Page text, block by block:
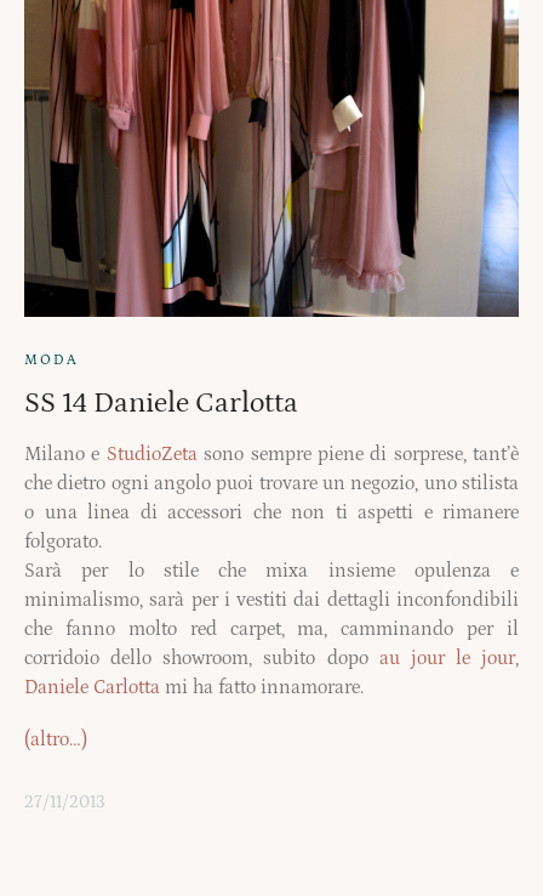
MODA
SS 14 Daniele Carlotta
Milano e StudioZetasono sempre piene di sorprese, tant’è
che dietro ogni angolo puoi trovare un negozio, uno stilista
o una linea di accessori che non ti aspetti e rimanere
folgorato.
Sarà per lo stile che mixa insieme opulenza e
minimalismo, sarà per i vestiti dai dettagli inconfondibili
che fanno molto red carpet, ma, camminando per il
corridoio dello showroom, subito dopoau jour le jour,
Daniele Carlotta mi ha fatto innamorare.
(altro…)
27/11/2013